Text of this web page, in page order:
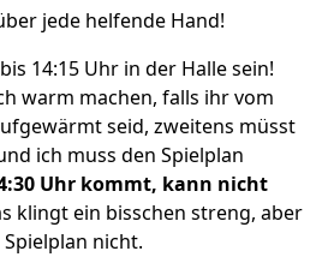
jede helfende Hand!
14:15 Uhr in der Halle sein!
warm machen, falls ihr vom
seid, zweitens müsst
ich muss den Spielplan
Uhr kommt, kann nicht
klingt ein bisschen streng, aber
nicht.